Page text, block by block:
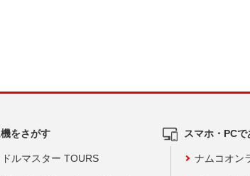
をさがす
ルマスター TOURS
スマホ・PCで
ナムコオン